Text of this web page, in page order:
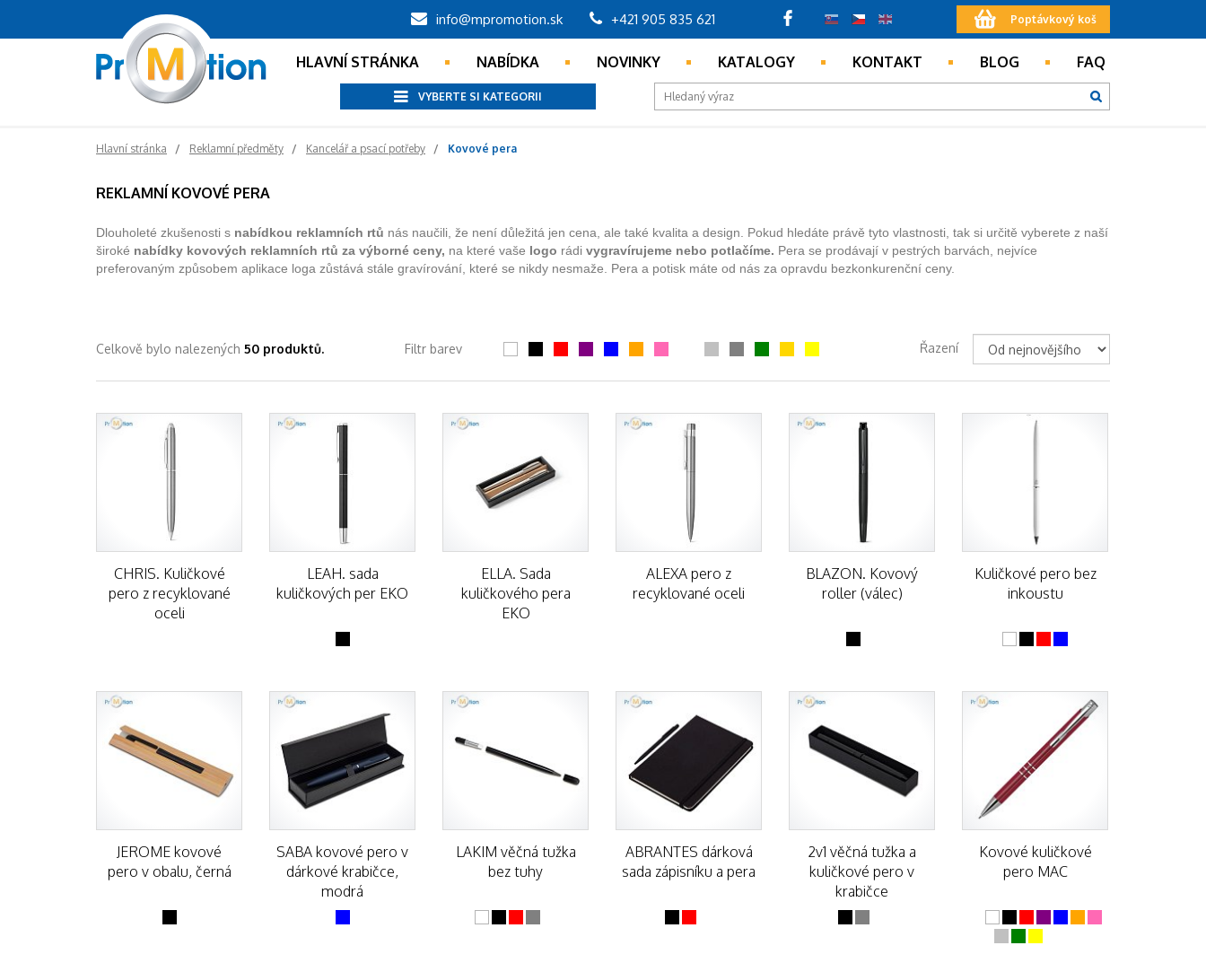
Poptávkový koš
info@mpromotion.sk +421 905 835 621
HLAVNÍ STRÁNKA NABÍDKA NOVINKY KATALOGY KONTAKT BLOG FAQ
VYBERTE SI KATEGORII
Hlavní stránka Reklamní předměty Kancelář a psací potřeby Kovové pera
REKLAMNÍ KOVOVÉ PERA
Dlouholeté zkušenosti s nabídkou reklamních rtů nás naučili, že není důležitá jen cena, ale také kvalita a design. Pokud hledáte právě tyto vlastnosti, tak si určitě vyberete z naší
široké nabídky kovových reklamních rtů za výborné ceny, na které vaše logo rádi vygravírujeme nebo potlačíme. Pera se prodávají v pestrých barvách, nejvíce
preferovaným způsobem aplikace loga zůstává stále gravírování, které se nikdy nesmaže. Pera a potisk máte od nás za opravdu bezkonkurenční ceny.
Celkově bylo nalezených 50 produktů. Filtr barev Řazení
CHRIS. Kuličkové
pero z recyklované
oceli
LEAH. sada
kuličkových per EKO
ELLA. Sada
kuličkového pera
EKO
ALEXA pero z
recyklované oceli
BLAZON. Kovový
roller (válec)
Kuličkové pero bez
inkoustu
JEROME kovové
pero v obalu, černá
SABA kovové pero v
dárkové krabičce,
modrá
LAKIM věčná tužka
bez tuhy
ABRANTES dárková
sada zápisníku a pera
2v1 věčná tužka a
kuličkové pero v
krabičce
Kovové kuličkové
pero MAC